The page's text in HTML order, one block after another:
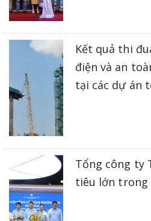
Kết quả thi
điện và an
tại các dự án
Tổng công ty
tiêu lớn trong